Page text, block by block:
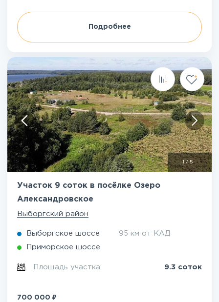
Подробнее
1/5
Участок 9 соток в посёлке Озеро
Александровское
Выборгский район
Выборгское шоссе 95 км от КАД
Приморское шоссе
Площадь участка: 9.3 соток
700 000 ₽